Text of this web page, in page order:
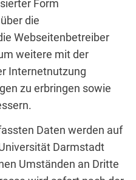
Form
die
Webseitenbetreiber
weitere mit der
Internetnutzung
zu erbringen sowie
Daten werden auf
Darmstadt
Umständen an Dritte